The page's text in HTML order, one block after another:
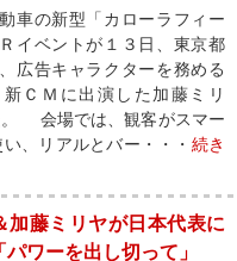
車の新型「カローラフィー
イベントが１３日、東京都
広告キャラクターを務める
ＣＭに出演した加藤ミリ
。 会場では、観客がスマー
、リアルとバー・・・ 続き
加藤ミリヤが日本代表に
ワーを出し切って」